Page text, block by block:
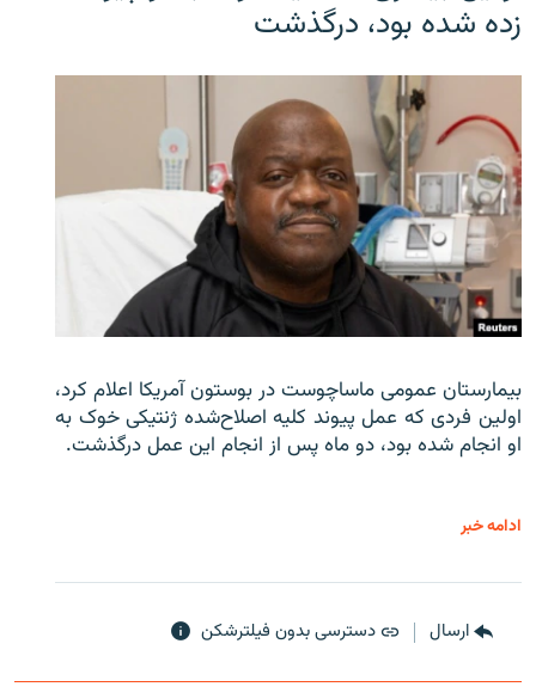
زده شده بود، درگذشت
بیمارستان عمومی ماساچوست در بوستون آمریکا اعلام کرد،
اولین فردی که عمل پیوند کلیه اصلاح‌شده ژنتیکی خوک به
او انجام شده بود، دو ماه پس از انجام این عمل درگذشت.
ادامه خبر
ارسال دسترسی بدون فیلترشکن